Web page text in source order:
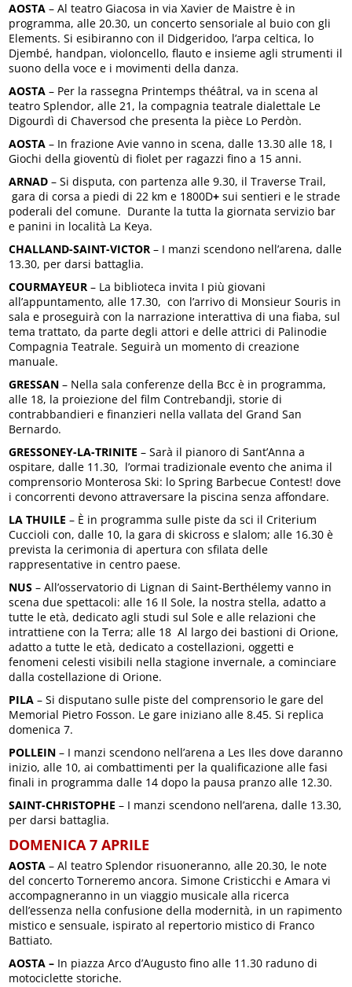
AOSTA – Al teatro Giacosa in via Xavier de Maistre è in
programma, alle 20.30, un concerto sensoriale al buio con gli
Elements. Si esibiranno con il Didgeridoo, l’arpa celtica, lo
Djembé, handpan, violoncello, flauto e insieme agli strumenti il
suono della voce e i movimenti della danza.
AOSTA – Per la rassegna Printemps théâtral, va in scena al
teatro Splendor, alle 21, la compagnia teatrale dialettale Le
Digourdì di Chaversod che presenta la pièce Lo Perdòn.
AOSTA – In frazione Avie vanno in scena, dalle 13.30 alle 18, I
Giochi della gioventù di fiolet per ragazzi fino a 15 anni.
ARNAD – Si disputa, con partenza alle 9.30, il Traverse Trail,
gara di corsa a piedi di 22 km e 1800D+ sui sentieri e le strade
poderali del comune. Durante la tutta la giornata servizio bar
e panini in località La Keya.
CHALLAND-SAINT-VICTOR – I manzi scendono nell’arena, dalle
13.30, per darsi battaglia.
COURMAYEUR – La biblioteca invita I più giovani
all’appuntamento, alle 17.30, con l’arrivo di Monsieur Souris in
sala e proseguirà con la narrazione interattiva di una fiaba, sul
tema trattato, da parte degli attori e delle attrici di Palinodie
Compagnia Teatrale. Seguirà un momento di creazione
manuale.
GRESSAN – Nella sala conferenze della Bcc è in programma,
alle 18, la proiezione del film Contrebandjì, storie di
contrabbandieri e finanzieri nella vallata del Grand San
Bernardo.
GRESSONEY-LA-TRINITE – Sarà il pianoro di Sant’Anna a
ospitare, dalle 11.30, l’ormai tradizionale evento che anima il
comprensorio Monterosa Ski: lo Spring Barbecue Contest! dove
i concorrenti devono attraversare la piscina senza affondare.
LA THUILE – È in programma sulle piste da sci il Criterium
Cuccioli con, dalle 10, la gara di skicross e slalom; alle 16.30 è
prevista la cerimonia di apertura con sfilata delle
rappresentative in centro paese.
NUS – All’osservatorio di Lignan di Saint-Berthélemy vanno in
scena due spettacoli: alle 16 Il Sole, la nostra stella, adatto a
tutte le età, dedicato agli studi sul Sole e alle relazioni che
intrattiene con la Terra; alle 18 Al largo dei bastioni di Orione,
adatto a tutte le età, dedicato a costellazioni, oggetti e
fenomeni celesti visibili nella stagione invernale, a cominciare
dalla costellazione di Orione.
PILA – Si disputano sulle piste del comprensorio le gare del
Memorial Pietro Fosson. Le gare iniziano alle 8.45. Si replica
domenica 7.
POLLEIN – I manzi scendono nell’arena a Les Iles dove daranno
inizio, alle 10, ai combattimenti per la qualificazione alle fasi
finali in programma dalle 14 dopo la pausa pranzo alle 12.30.
SAINT-CHRISTOPHE – I manzi scendono nell’arena, dalle 13.30,
per darsi battaglia.
DOMENICA 7 APRILE
AOSTA – Al teatro Splendor risuoneranno, alle 20.30, le note
del concerto Torneremo ancora. Simone Cristicchi e Amara vi
accompagneranno in un viaggio musicale alla ricerca
dell’essenza nella confusione della modernità, in un rapimento
mistico e sensuale, ispirato al repertorio mistico di Franco
Battiato.
AOSTA – In piazza Arco d’Augusto fino alle 11.30 raduno di
motociclette storiche.